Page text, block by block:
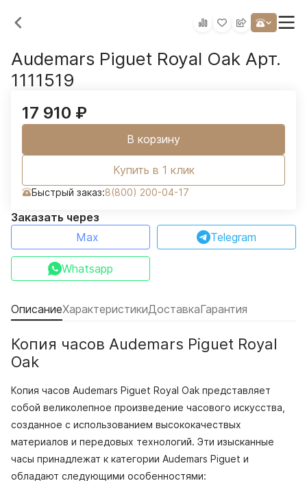
Audemars Piguet Royal Oak Арт.
1111519
17 910 ₽
В корзину
Купить в 1 клик
Быстрый заказ:8(800) 200-04-17
Заказать через
Max
Telegram
Whatsapp
ОписаниеХарактеристикиДоставкаГарантия
Копия часов Audemars Piguet Royal
Oak
Копия часов Audemars Piguet Royal Oak представляет
собой великолепное произведение часового искусства,
созданное с использованием высококачествых
материалов и передовых технологий. Эти изысканные
часы принадлежат к категории Audemars Piguet и
обладают следующими особенностями: